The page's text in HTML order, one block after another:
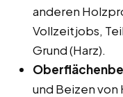
anderen
Vollzeitjobs,
Grund (Harz).
und Beizen